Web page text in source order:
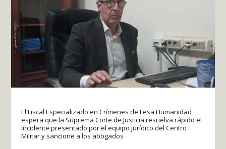
El Fiscal Especializado en Crímenes de Lesa Humanidad
espera que la Suprema Corte de Justicia resuelva rápido el
incidente presentado por el equipo jurídico del Centro
Militar y sancione a los abogados